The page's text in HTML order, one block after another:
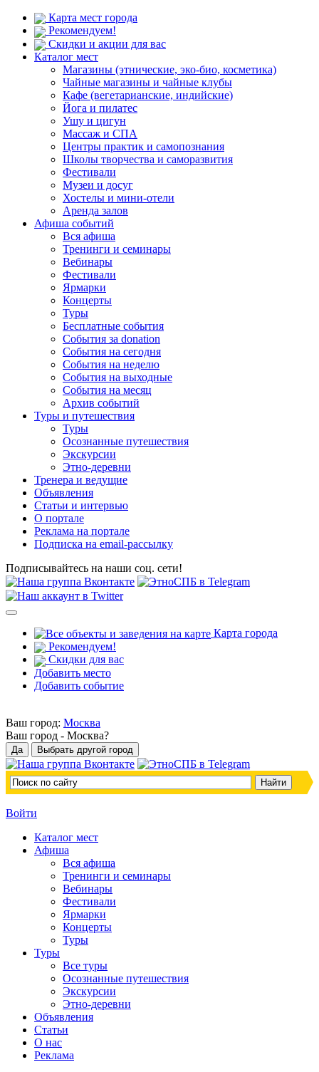
Карта мест города
Рекомендуем!
Скидки и акции для вас
Каталог мест
Магазины (этнические, эко-био, косметика)
Чайные магазины и чайные клубы
Кафе (вегетарианские, индийские)
Йога и пилатес
Ушу и цигун
Массаж и СПА
Центры практик и самопознания
Школы творчества и саморазвития
Фестивали
Музеи и досуг
Хостелы и мини-отели
Аренда залов
Афиша событий
Вся афиша
Тренинги и семинары
Вебинары
Фестивали
Ярмарки
Концерты
Туры
Бесплатные события
События за donation
События на сегодня
События на неделю
События на выходные
События на месяц
Архив событий
Туры и путешествия
Туры
Осознанные путешествия
Экскурсии
Этно-деревни
Тренера и ведущие
Объявления
Статьи и интервью
О портале
Реклама на портале
Подписка на email-рассылку
Подписывайтесь на наши соц. сети!
Карта города
Рекомендуем!
Скидки для вас
Добавить место
Добавить событие
Ваш город: Москва
Ваш город - Москва?
Войти
Каталог мест
Афиша
Вся афиша
Тренинги и семинары
Вебинары
Фестивали
Ярмарки
Концерты
Туры
Туры
Все туры
Осознанные путешествия
Экскурсии
Этно-деревни
Объявления
Статьи
О нас
Реклама